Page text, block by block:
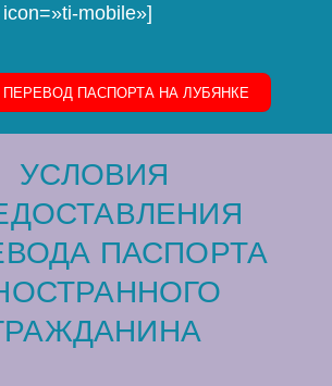
icon=»ti-mobile»]
ПЕРЕВОД ПАСПОРТА НА ЛУБЯНКЕ
УСЛОВИЯ
ПАСПОРТА